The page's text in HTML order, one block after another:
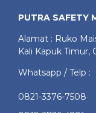
PUTRA SAFETY
Alamat : Ruko
Kali Kapuk Timur,
Whatsapp / Telp :
0821-3376-7508